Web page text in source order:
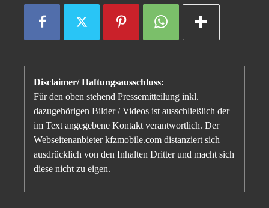
Disclaimer/ Haftungsausschluss:
Für den oben stehend Pressemitteilung inkl.
dazugehörigen Bilder / Videos ist ausschließlich der
im Text angegebene Kontakt verantwortlich. Der
Webseitenanbieter kfzmobile.com distanziert sich
ausdrücklich von den Inhalten Dritter und macht sich
diese nicht zu eigen.